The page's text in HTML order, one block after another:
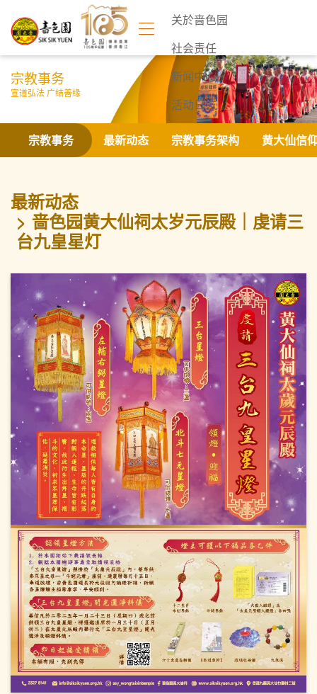
关於啬色园
社会责任
新闻中心
活动日志
联络我们
宗教事务
宣道弘法 广结善缘
宗教事务 最新动态 宗教事务架构 黄大仙信
最新动态
啬色园黄大仙祠太岁元辰殿｜虔请三
台九皇星灯